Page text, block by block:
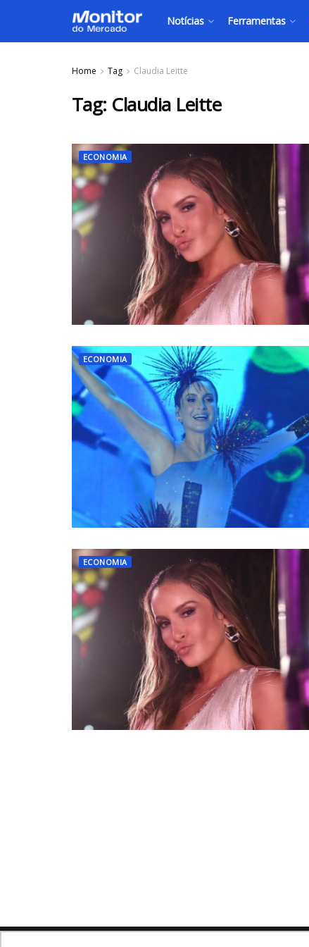
Notícias Ferramentas
Home Tag Claudia Leitte
Tag: Claudia Leitte
ECONOMIA
ECONOMIA
ECONOMIA